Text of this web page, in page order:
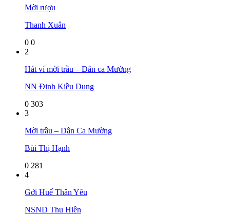
Mời rượu
Thanh Xuân
0 0
2
Hát ví mời trầu – Dân ca Mường
NN Đinh Kiều Dung
0 303
3
Mời trầu – Dân Ca Mường
Bùi Thị Hạnh
0 281
4
Gởi Huế Thân Yêu
NSND Thu Hiền